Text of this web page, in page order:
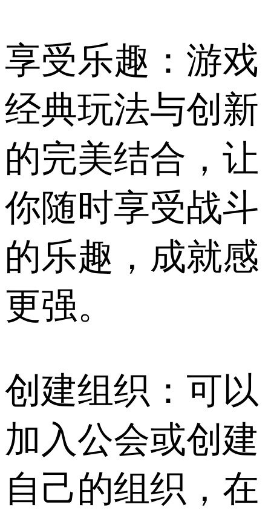
享受乐趣：游戏
经典玩法与创新
的完美结合，让
你随时享受战斗
的乐趣，成就感
更强。
创建组织：可以
加入公会或创建
自己的组织，在